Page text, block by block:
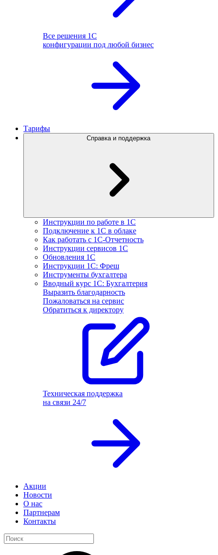
Все решения 1С
конфигурации под любой бизнес
Тарифы
Справка и поддержка
Инструкции по работе в 1С
Подключение к 1С в облаке
Как работать с 1С‑Отчетность
Инструкции сервисов 1С
Обновления 1С
Инструкции 1С: Фреш
Инструменты бухгалтера
Вводный курс 1С: Бухгалтерия
Выразить благодарность
Пожаловаться на сервис
Обратиться к директору
Техническая поддержка
на связи 24/7
Акции
Новости
О нас
Партнерам
Контакты